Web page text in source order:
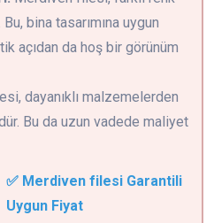
bina tasarımına uygun
açıdan da hoş bir görünüm
dayanıklı malzemelerden
Bu da uzun vadede maliyet
✅ Merdiven filesi Garantili
Uygun Fiyat